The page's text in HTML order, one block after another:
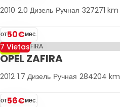
2010 2.0 Дизель Ручная 327271 km
от50€мес.
-18%
7 Vietas
OPEL ZAFIRA
2012 1.7 Дизель Ручная 284204 km
от56€мес.